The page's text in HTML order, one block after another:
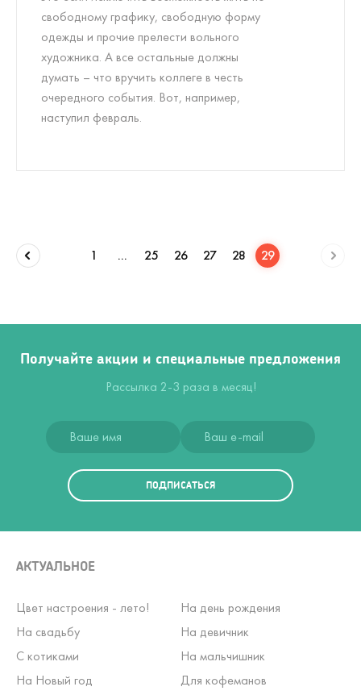
свободному графику, свободную форму
одежды и прочие прелести вольного
художника. А все остальные должны
думать – что вручить коллеге в честь
очередного события. Вот, например,
наступил февраль.
1 ... 25 26 27 28 29
Получайте акции и специальные предложения
Рассылка 2-3 раза в месяц!
ПОДПИСАТЬСЯ
АКТУАЛЬНОЕ
Цвет настроения - лето!
На день рождения
На свадьбу
На девичник
С котиками
На мальчишник
На Новый год
Для кофеманов